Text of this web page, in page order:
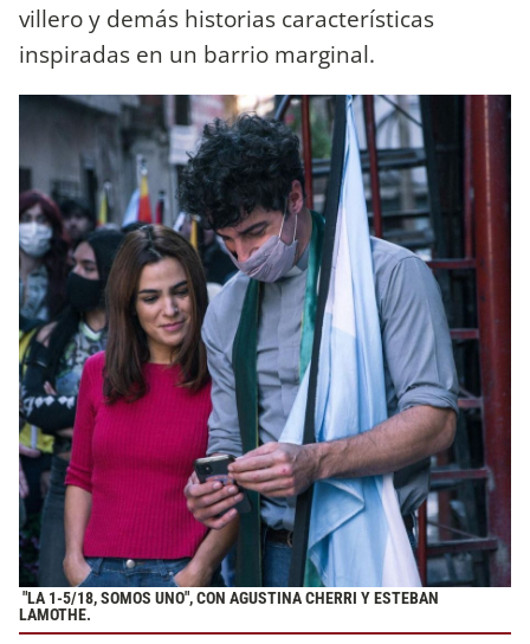
villero y demás historias características
inspiradas en un barrio marginal.
"LA 1-5/18, SOMOS UNO", CON AGUSTINA CHERRI Y ESTEBAN
LAMOTHE.